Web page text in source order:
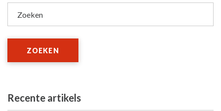
Zoeken
ZOEKEN
Recente artikels